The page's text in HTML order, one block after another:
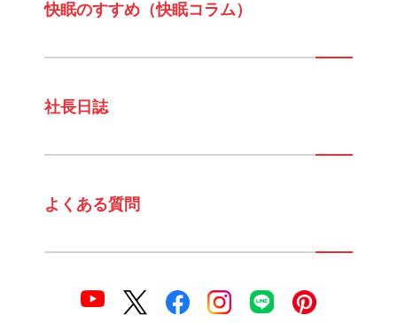
快眠のすすめ（快眠コラム）
社長日誌
よくある質問